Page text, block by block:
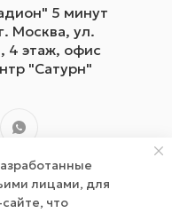
5 минут
Москва, ул.
4 этаж, офис
"Сатурн"
лицами, для
что